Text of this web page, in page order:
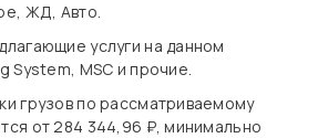
ЖД, Авто.
услуги на данном
System, MSC и прочие.
грузов по рассматриваемому
от 284 344,96 ₽, минимально